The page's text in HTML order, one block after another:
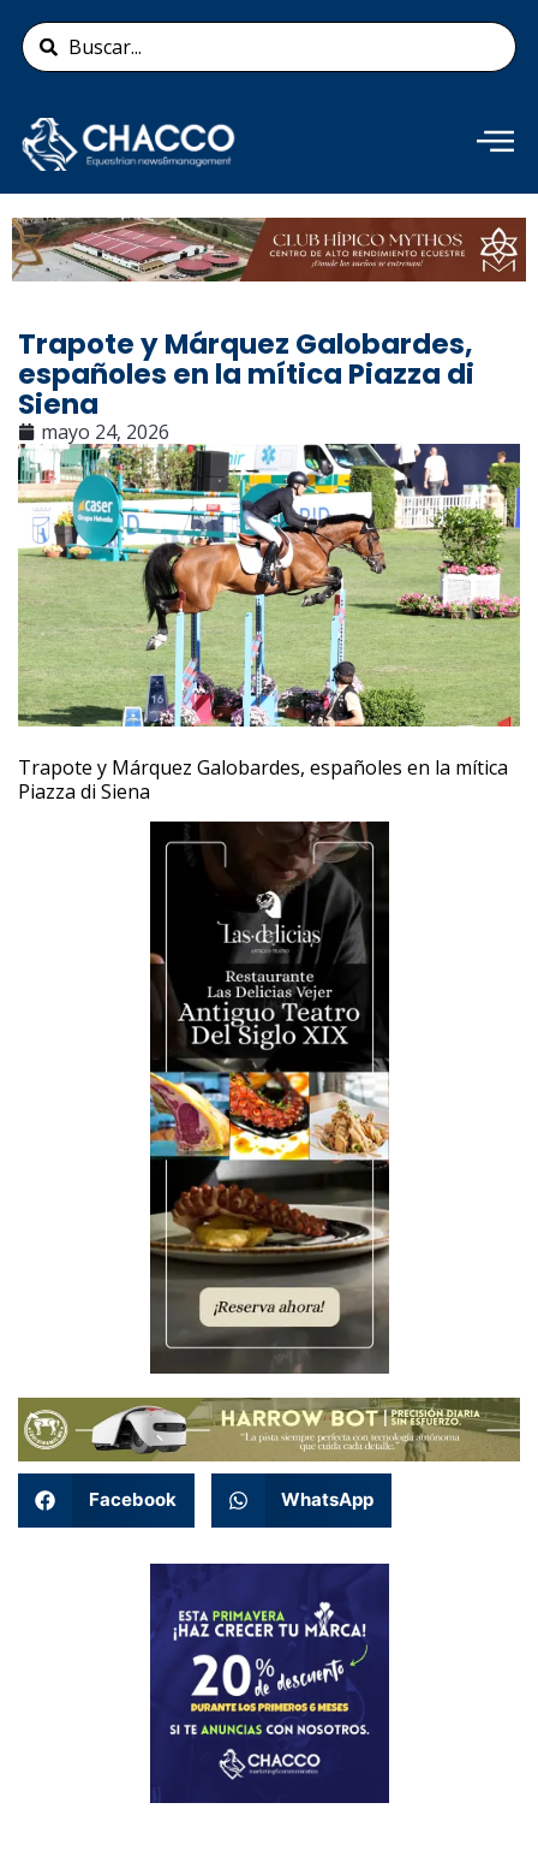
contenido
Search
...
Añade aquí tu texto de
cabecera
Trapote y Márquez Galobardes,
españoles en la mítica Piazza di
Siena
mayo 24, 2026
Trapote y Márquez Galobardes, españoles en la mítica
Piazza di Siena
Facebook WhatsApp